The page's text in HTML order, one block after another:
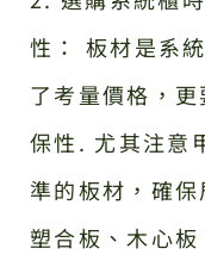
性： 板材是系
了考量價格，
保性. 尤其注意
準的板材，確
塑合板、木心